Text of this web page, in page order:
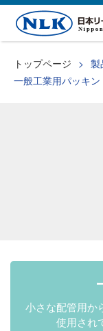
トップページ 製
一般工業用パッキン
小さな配管用か
使用され